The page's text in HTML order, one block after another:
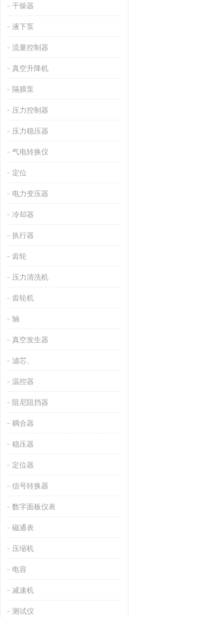
干燥器
液下泵
流量控制器
真空升降机
隔膜泵
压力控制器
压力稳压器
气电转换仪
定位
电力变压器
冷却器
执行器
齿轮
压力清洗机
齿轮机
轴
真空发生器
滤芯、
温控器
阻尼阻挡器
耦合器
稳压器
定位器
信号转换器
数字面板仪表
磁通表
压缩机
电容
减速机
测试仪